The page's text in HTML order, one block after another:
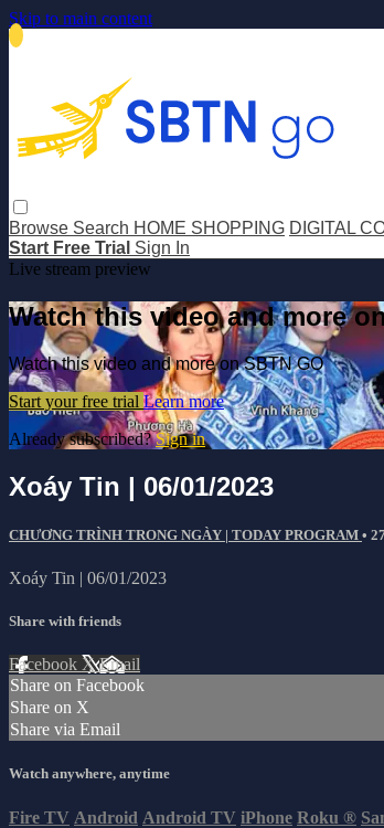
Skip to main content
Browse Search HOME SHOPPING DIGITAL
Start Free Trial Sign In
Live stream preview
Watch this video and more
Watch this video and more on SBTN GO
Start your free trial Learn more
Already subscribed?Sign in
Xoáy Tin | 06/01/2023
CHƯƠNG TRÌNH TRONG NGÀY | TODAY PROGRAM •
Xoáy Tin | 06/01/2023
Share with friends
Facebook XEmail
Share on Facebook
Share on X
Share via Email
Watch anywhere, anytime
Fire TV Android Android TV iPhone Roku ®